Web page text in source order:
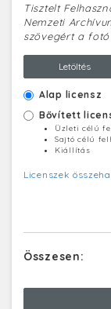
Tisztelt
Nemzeti
szövegért a
Letöltés
Alap licensz
Bővített
Üzleti célú
Sajtó célú
Kiállítás
Licenszek
Összesen: